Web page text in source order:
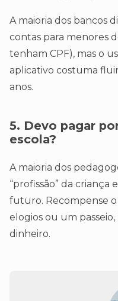
A maioria dos bancos
contas para menores
tenham CPF), mas o
aplicativo costuma
anos.
5. Devo pagar
escola?
A maioria dos
“profissão” da criança
futuro. Recompense
elogios ou um
dinheiro.